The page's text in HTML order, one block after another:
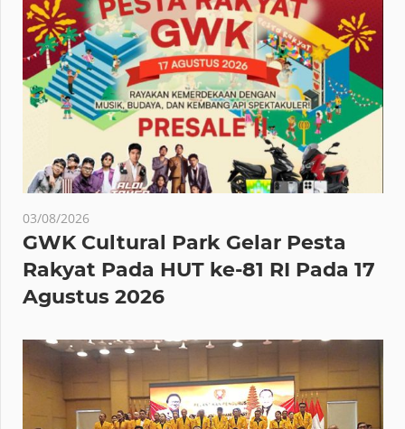
03/08/2026
GWK Cultural Park Gelar Pesta
Rakyat Pada HUT ke-81 RI Pada 17
Agustus 2026